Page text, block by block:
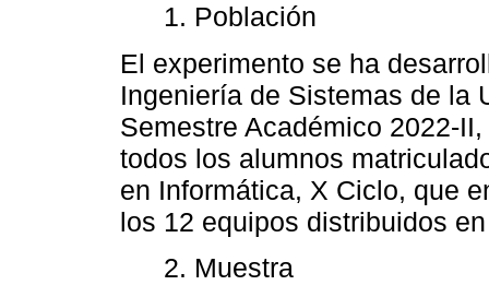
1. Población
El experimento se ha
Ingeniería de Sistemas de la
Semestre Académico 2022-
todos los alumnos
en Informática, X Ciclo, que
los 12 equipos distribuidos
2. Muestra